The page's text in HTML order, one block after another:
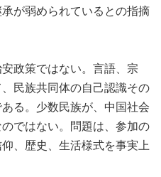
が弱められているとの指摘
政策ではない。言語、宗
民族共同体の自己認識その
る。少数民族が、中国社会
ではない。問題は、参加の
、歴史、生活様式を事実上